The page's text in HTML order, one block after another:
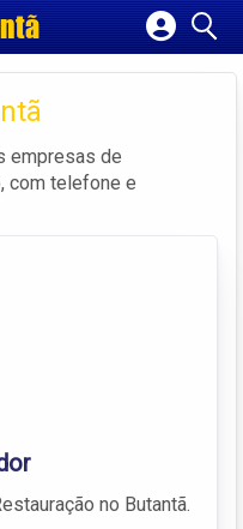
empresa
login
empresas de
com telefone e
no Butantã.